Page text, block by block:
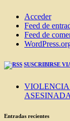
Acceder
Feed de
Feed de
SUSCRIBIRSE
VIOLENCIA
Entradas recientes